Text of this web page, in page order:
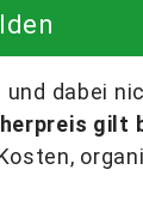
dabei
gilt